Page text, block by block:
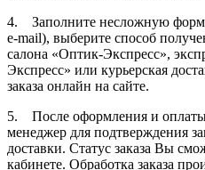
4. Заполните несложную
e-mail), выберите способ
салона «Оптик-Экспресс»,
Экспресс» или курьерская
заказа онлайн на сайте.
5. После оформления и
менеджер для подтверждения
доставки. Статус заказа Вы
кабинете. Обработка заказа